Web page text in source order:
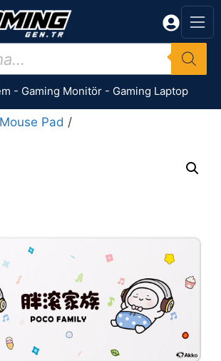
- Gaming Monitör - Gaming Laptop
Mouse Pad /